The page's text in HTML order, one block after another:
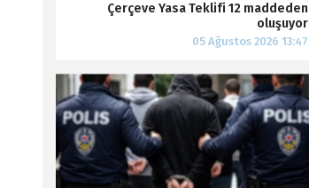
Çerçeve Yasa Teklifi 12 maddeden
oluşuyor